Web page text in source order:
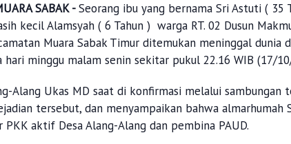
SABAK -Seorang ibu yang bernama Sri Astuti ( 35
kecil Alamsyah ( 6 Tahun ) warga RT. 02 Dusun
Muara Sabak Timur ditemukan meninggal dunia
hari minggu malam senin sekitar pukul 22.16 WIB (17/
Alang Ukas MD saat di konfirmasi melalui sambungan
tersebut, dan menyampaikan bahwa almarhumah
PKK aktif Desa Alang-Alang dan pembina PAUD.